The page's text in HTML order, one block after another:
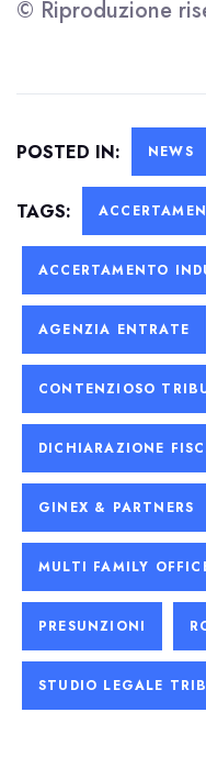
© Riproduzione
POSTED IN: NEWS
TAGS:
ACCERTAMENTO
AGENZIA ENTRATE
CONTENZIOSO
DICHIARAZIONE
GINEX & PARTNERS
MULTI FAMILY
PRESUNZIONI
STUDIO LEGALE